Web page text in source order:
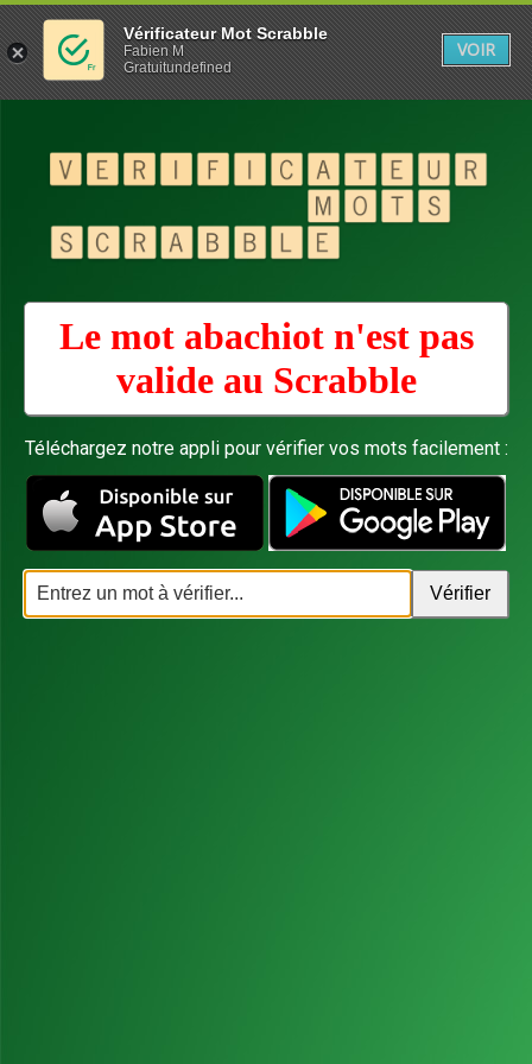
Le mot abachiot n'est pas
valide au Scrabble
Téléchargez notre appli pour vérifier vos mots facilement :
Vérificateur Mot Scrabble
Fabien M
Gratuitundefined
VOIR